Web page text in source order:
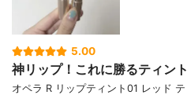
5.00
神リップ！これに勝るティン
オペラ R リップティント01 レッド